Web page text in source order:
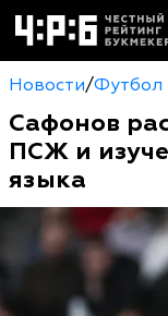
Новости/Футбол
Сафонов
ПСЖ и
языка